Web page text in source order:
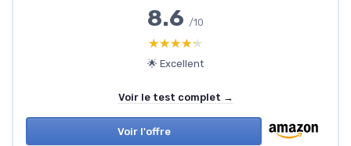
8.6 /10
★★★★★
★★★★★
🌟 Excellent
Voir le test complet →
Voir l'offre